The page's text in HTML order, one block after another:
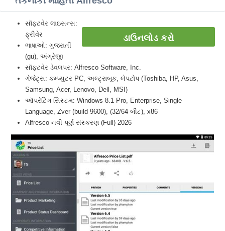
ડાઉનલોડ કરો
સૉફ્ટવેર લાઇસન્સ:
ફ્રીવેર
ભાષાઓ: ગુજરાતીં
(gu), અંગ્રેજી
સૉફ્ટવેર ડેવલપર: Alfresco Software, Inc.
ગેજેટ્સ: કમ્પ્યુટર PC, અલ્ટ્રાબૂક, લેપટોપ (Toshiba, HP, Asus,
Samsung, Acer, Lenovo, Dell, MSI)
ઑપરેટિંગ સિસ્ટમ: Windows 8.1 Pro, Enterprise, Single
Language, Zver (build 9600), (32/64 બીટ), x86
Alfresco નવી પૂર્ણ સંસ્કરણ (Full) 2026